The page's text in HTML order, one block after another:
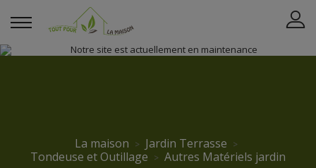
La maison
Jardin Terrasse
Tondeuse et Outillage
Autres Matériels jardin